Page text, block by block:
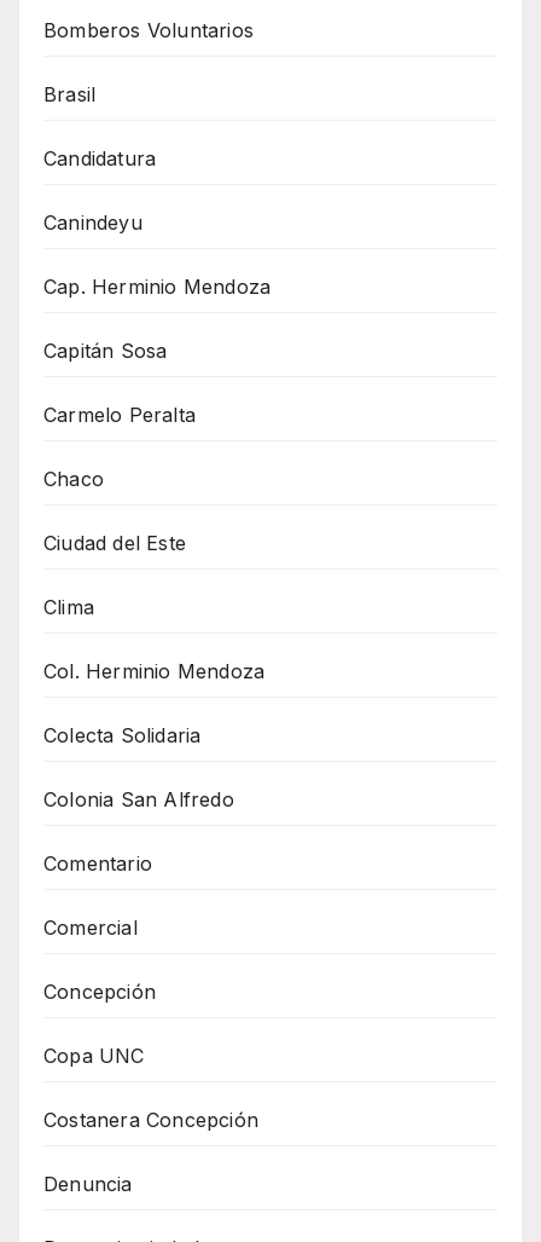
Bomberos Voluntarios
Brasil
Candidatura
Canindeyu
Cap. Herminio Mendoza
Capitán Sosa
Carmelo Peralta
Chaco
Ciudad del Este
Clima
Col. Herminio Mendoza
Colecta Solidaria
Colonia San Alfredo
Comentario
Comercial
Concepción
Copa UNC
Costanera Concepción
Denuncia